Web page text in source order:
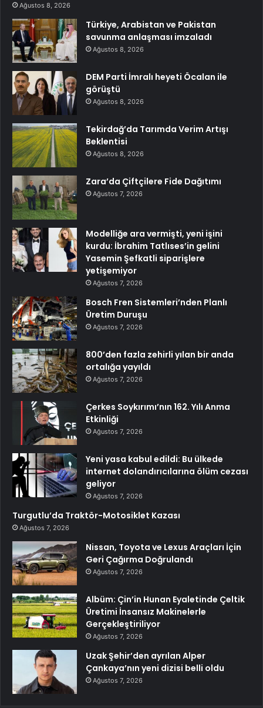
Ağustos 8, 2026
Türkiye, Arabistan ve Pakistan
savunma anlaşması imzaladı
Ağustos 8, 2026
DEM Parti İmralı heyeti Öcalan ile
görüştü
Ağustos 8, 2026
Tekirdağ’da Tarımda Verim Artışı
Beklentisi
Ağustos 8, 2026
Zara’da Çiftçilere Fide Dağıtımı
Ağustos 7, 2026
Modelliğe ara vermişti, yeni işini
kurdu: İbrahim Tatlıses’in gelini
Yasemin Şefkatli siparişlere
yetişemiyor
Ağustos 7, 2026
Bosch Fren Sistemleri’nden Planlı
Üretim Duruşu
Ağustos 7, 2026
800’den fazla zehirli yılan bir anda
ortalığa yayıldı
Ağustos 7, 2026
Çerkes Soykırımı’nın 162. Yılı Anma
Etkinliği
Ağustos 7, 2026
Yeni yasa kabul edildi: Bu ülkede
internet dolandırıcılarına ölüm cezası
geliyor
Ağustos 7, 2026
Turgutlu’da Traktör-Motosiklet Kazası
Ağustos 7, 2026
Nissan, Toyota ve Lexus Araçları İçin
Geri Çağırma Doğrulandı
Ağustos 7, 2026
Albüm: Çin’in Hunan Eyaletinde Çeltik
Üretimi İnsansız Makinelerle
Gerçekleştiriliyor
Ağustos 7, 2026
Uzak Şehir’den ayrılan Alper
Çankaya’nın yeni dizisi belli oldu
Ağustos 7, 2026